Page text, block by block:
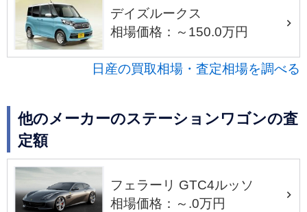
デイズルークス
相場価格：～150.0万円
日産の買取相場・査定相場を調べる
他のメーカーのステーションワゴンの査
定額
フェラーリ GTC4ルッソ
相場価格：～.0万円